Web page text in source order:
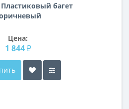
Пластиковый багет
Цена:
1 844 ₽